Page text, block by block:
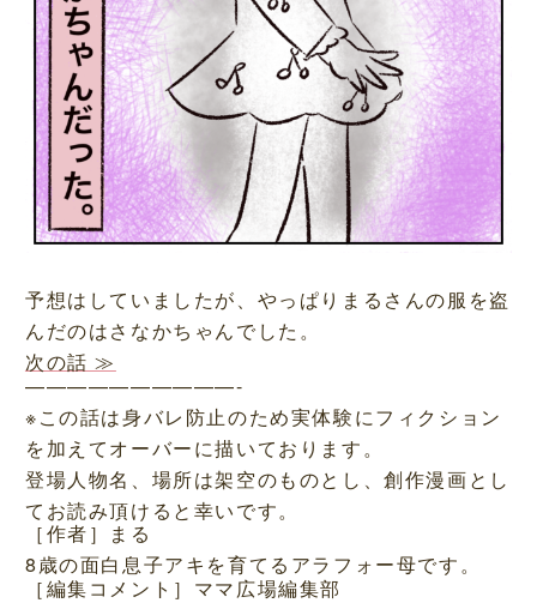
予想はしていましたが、やっぱりまるさんの服を盗
んだのはさなかちゃんでした。
次の話 ≫
——————————-
※この話は身バレ防止のため実体験にフィクション
を加えてオーバーに描いております。
登場人物名、場所は架空のものとし、創作漫画とし
てお読み頂けると幸いです。
［作者］まる
8歳の面白息子アキを育てるアラフォー母です。
［編集コメント］ママ広場編集部